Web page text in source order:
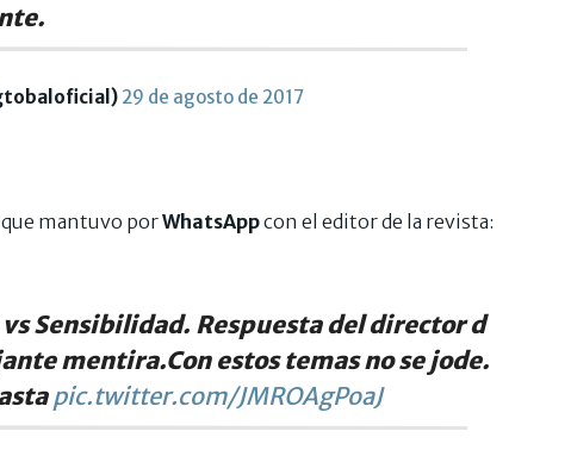
29 de agosto de 2017
mantuvo porWhatsAppcon el editor de la revista:
Sensibilidad. Respuesta del director d
mentira.Con estos temas no se jode.
pic.twitter.com/JMROAgPoaJ